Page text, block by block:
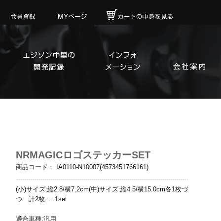
NRMAGICロゴステッカーSET
商品コード： IA0110-N10007(4573451766161)
(小)サイズ:縦2.8/横7.2cm(中)サイズ:縦4.5/横15.0cm各1枚づ
つ 計2枚.....1set
適合車種:汎用